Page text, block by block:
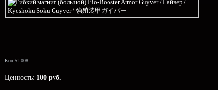
Код 51-008
Ценность: 100 руб.